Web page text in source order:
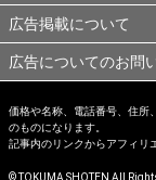
広告掲載について
広告についてのお問
価格や名称、電話番号、住所
のものになります。
記事内のリンクからアフィリ
© TOKUMA SHOTEN All